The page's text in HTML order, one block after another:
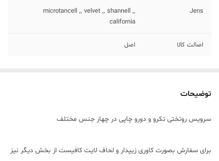
Jens
microtancell ,, velvet ,, shannell ,,
california
اصالت کالا اصل
توضیحات
سرویس روتختی تکرو و دورو چاپی در چهار جنس مختلف
برای سفارش بصورت کاوری زیپدار و لحاف لایت کافیست از بخش دیگر نیز